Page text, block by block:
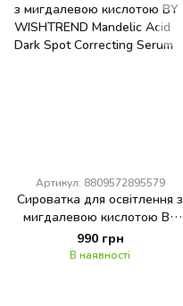
Артикул: 8809572895579
Сироватка для освітлення з
мигдалевою кислотою BY
WISHTREND Mandelic Acid
Dark Spot Correcting Serum
990 грн
В наявності